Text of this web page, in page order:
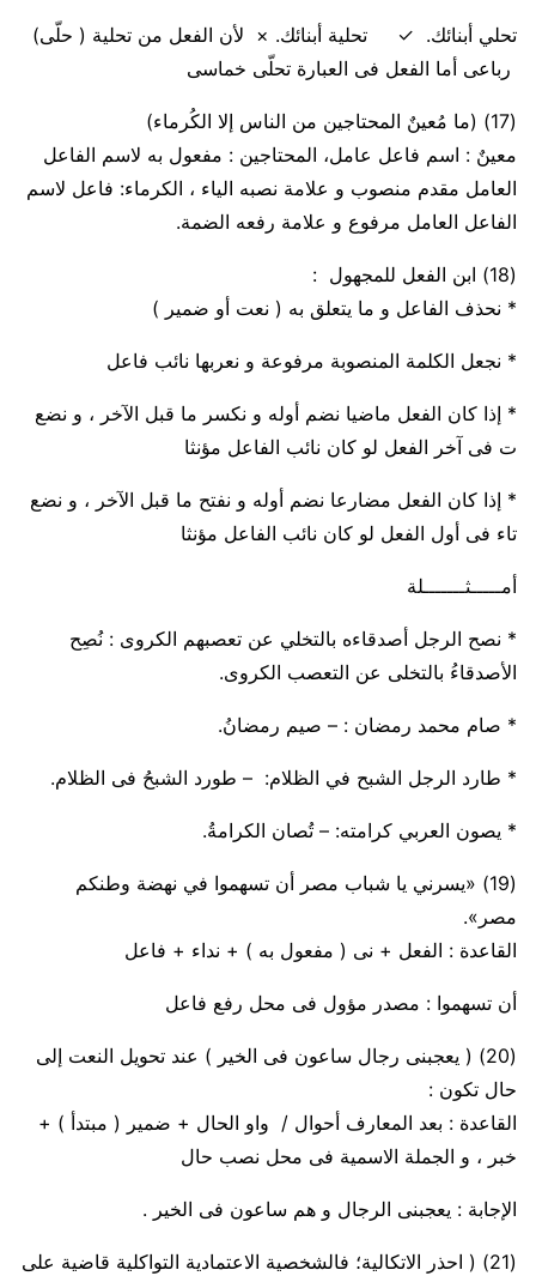
تحلي أبنائك. ✓ تحلية أبنائك. × لأن الفعل من تحلية ( حلّى)
رباعى أما الفعل فى العبارة تحلّى خماسى
(17)
(ما مُعينٌ المحتاجين من الناس إلا الكُرماء)
معينٌ : اسم فاعل عامل، المحتاجين : مفعول به لاسم الفاعل
العامل مقدم منصوب و علامة نصبه الياء ، الكرماء: فاعل لاسم
الفاعل العامل مرفوع و علامة رفعه الضمة.
(18)
ابن الفعل للمجهول :
* نحذف الفاعل و ما يتعلق به ( نعت أو ضمير )
* نجعل الكلمة المنصوبة مرفوعة و نعربها نائب فاعل
* إذا كان الفعل ماضيا نضم أوله و نكسر ما قبل الآخر ، و نضع
ت فى آخر الفعل لو كان نائب الفاعل مؤنثا
* إذا كان الفعل مضارعا نضم أوله و نفتح ما قبل الآخر ، و نضع
تاء فى أول الفعل لو كان نائب الفاعل مؤنثا
أمـــــثـــــــلة
* نصح الرجل أصدقاءه بالتخلي عن تعصبهم الكروى :نُصِح
الأصدقاءُ بالتخلى عن التعصب الكروى.
* صام محمد رمضان : – صيم رمضانُ.
* طارد الرجل الشبح في الظلام: – طورد الشبحُ فى الظلام.
* يصون العربي كرامته: – تُصان الكرامةُ.
(19)
«يسرني يا شباب مصر أن تسهموا في نهضة وطنكم
مصر».
القاعدة : الفعل + نى ( مفعول به ) + نداء + فاعل
أن تسهموا : مصدر مؤول فى محل رفع فاعل
(20) ( يعجبنى رجال ساعون فى الخير ) عند تحويل النعت إلى
حال تكون :
القاعدة : بعد المعارف أحوال / واو الحال + ضمير ( مبتدأ ) +
خبر ، و الجملة الاسمية فى محل نصب حال
الإجابة : يعجبنى الرجال و هم ساعون فى الخير .
(21)
( احذر الاتكالية؛ فالشخصية الاعتمادية التواكلية قاضية على